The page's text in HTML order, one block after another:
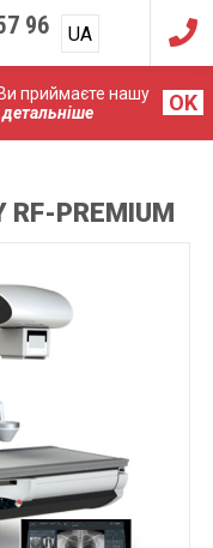
приймаєте нашу
детальніше OK
96 UA
RU
RF-PREMIUM